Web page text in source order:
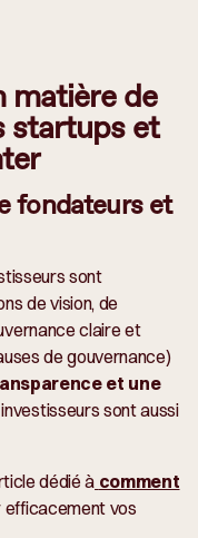
matière de
startups et
fondateurs et
sont
de vision, de
claire et
de gouvernance)
et une
sont aussi
dédié à comment
vos